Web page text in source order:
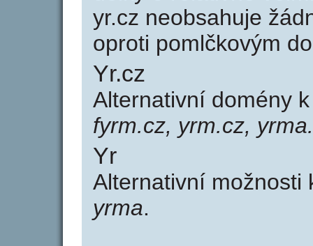
yr.cz neobsahuje
oproti pomlčkovým
Yr.cz
Alternativní domény
fyrm.cz, yrm.cz,
Yr
Alternativní možnosti
yrma.